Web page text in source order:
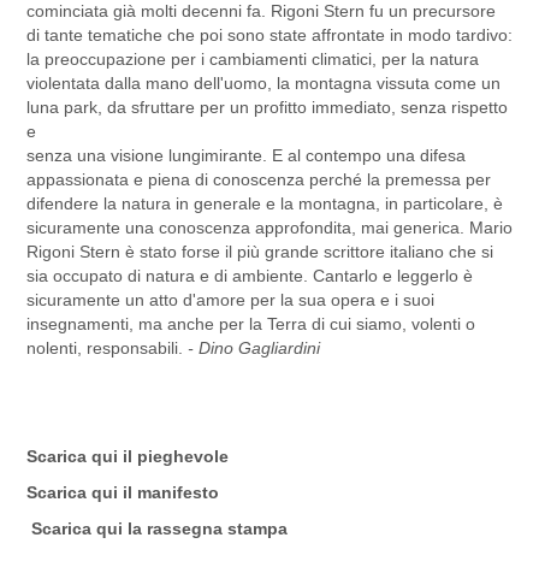
cominciata già molti decenni fa. Rigoni Stern fu un precursore
di tante tematiche che poi sono state affrontate in modo tardivo:
la preoccupazione per i cambiamenti climatici, per la natura
violentata dalla mano dell'uomo, la montagna vissuta come un
luna park, da sfruttare per un profitto immediato, senza rispetto
e
senza una visione lungimirante. E al contempo una difesa
appassionata e piena di conoscenza perché la premessa per
difendere la natura in generale e la montagna, in particolare, è
sicuramente una conoscenza approfondita, mai generica. Mario
Rigoni Stern è stato forse il più grande scrittore italiano che si
sia occupato di natura e di ambiente. Cantarlo e leggerlo è
sicuramente un atto d'amore per la sua opera e i suoi
insegnamenti, ma anche per la Terra di cui siamo, volenti o
nolenti, responsabili. - Dino Gagliardini
Scarica qui il pieghevole
Scarica qui il manifesto
Scarica qui la rassegna stampa